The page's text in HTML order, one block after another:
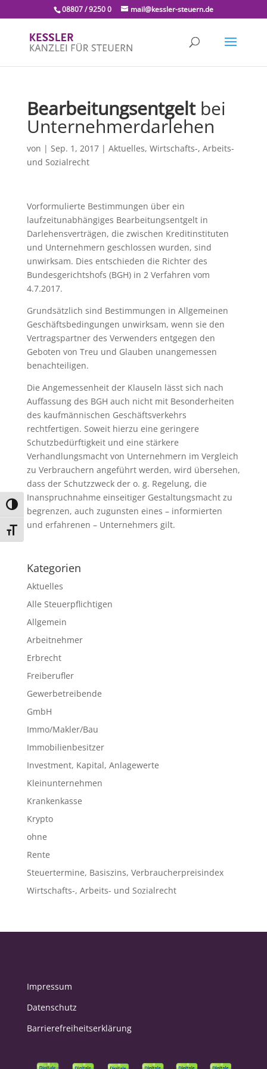
Umschalten auf hohe Kontraste
Schrift vergrößern
08807 / 9250 0 mail@kessler-steuern.de
Bearbeitungsentgeltbei
Unternehmerdarlehen
von | Sep. 1, 2017| Aktuelles, Wirtschafts-, Arbeits-
und Sozialrecht
Vorformulierte Bestimmungen über ein
laufzeitunabhängiges Bearbeitungsentgelt in
Darlehensverträgen, die zwischen Kreditinstituten
und Unternehmern geschlossen wurden, sind
unwirksam. Dies entschieden die Richter des
Bundesgerichtshofs (BGH) in 2 Verfahren vom
4.7.2017.
Grundsätzlich sind Bestimmungen in Allgemeinen
Geschäftsbedingungen unwirksam, wenn sie den
Vertragspartner des Verwenders entgegen den
Geboten von Treu und Glauben unangemessen
benachteiligen.
Die Angemessenheit der Klauseln lässt sich nach
Auffassung des BGH auch nicht mit Besonderheiten
des kaufmännischen Geschäftsverkehrs
rechtfertigen. Soweit hierzu eine geringere
Schutzbedürftigkeit und eine stärkere
Verhandlungsmacht von Unternehmern im Vergleich
zu Verbrauchern angeführt werden, wird übersehen,
dass der Schutzzweck der o. g. Regelung, die
Inanspruchnahme einseitiger Gestaltungsmacht zu
begrenzen, auch zugunsten eines – informierten
und erfahrenen – Unternehmers gilt.
Kategorien
Aktuelles
Alle Steuerpflichtigen
Allgemein
Arbeitnehmer
Erbrecht
Freiberufler
Gewerbetreibende
GmbH
Immo/Makler/Bau
Immobilienbesitzer
Investment, Kapital, Anlagewerte
Kleinunternehmen
Krankenkasse
Krypto
ohne
Rente
Steuertermine, Basiszins, Verbraucherpreisindex
Wirtschafts-, Arbeits- und Sozialrecht
Impressum
Datenschutz
Barrierefreiheitserklärung